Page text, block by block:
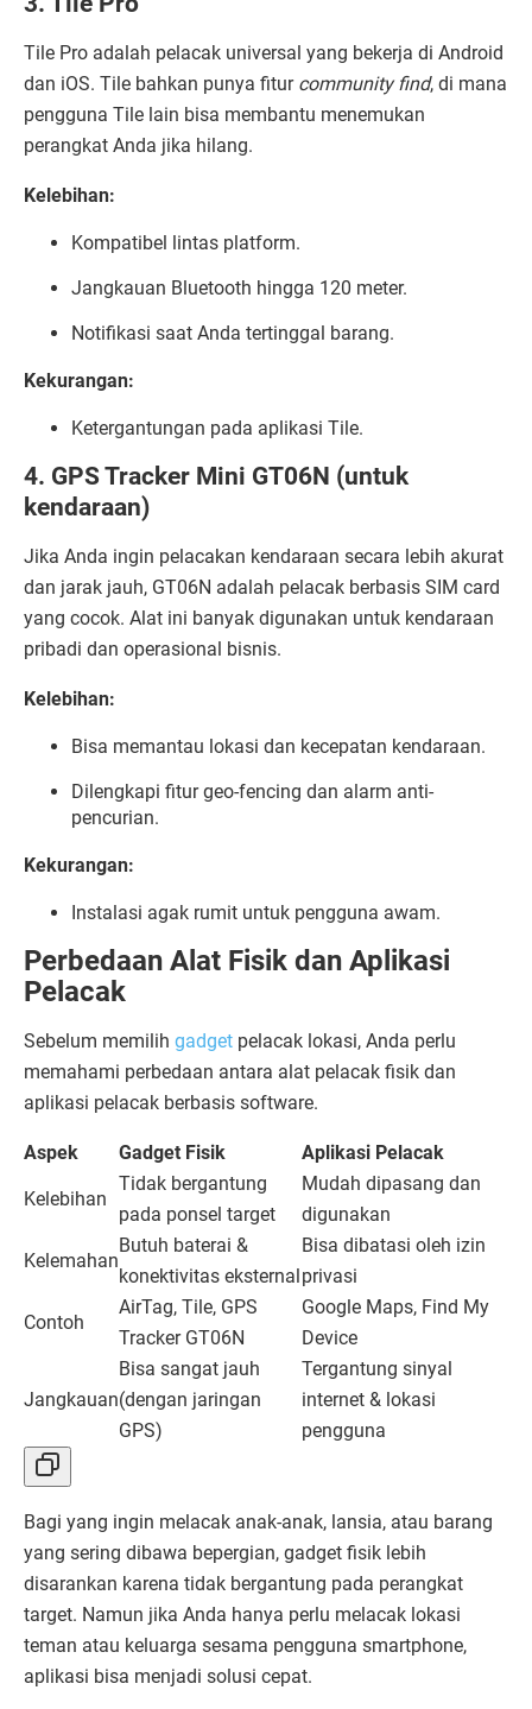
Tile Pro adalah pelacak universal yang bekerja di Android
dan iOS. Tile bahkan punya fitur community find, di mana
pengguna Tile lain bisa membantu menemukan
perangkat Anda jika hilang.
Kelebihan:
Kompatibel lintas platform.
Jangkauan Bluetooth hingga 120 meter.
Notifikasi saat Anda tertinggal barang.
Kekurangan:
Ketergantungan pada aplikasi Tile.
4. GPS Tracker Mini GT06N (untuk
kendaraan)
Jika Anda ingin pelacakan kendaraan secara lebih akurat
dan jarak jauh, GT06N adalah pelacak berbasis SIM card
yang cocok. Alat ini banyak digunakan untuk kendaraan
pribadi dan operasional bisnis.
Kelebihan:
Bisa memantau lokasi dan kecepatan kendaraan.
Dilengkapi fitur geo-fencing dan alarm anti-
pencurian.
Kekurangan:
Instalasi agak rumit untuk pengguna awam.
Perbedaan Alat Fisik dan Aplikasi
Pelacak
Sebelum memilih gadget pelacak lokasi, Anda perlu
memahami perbedaan antara alat pelacak fisik dan
aplikasi pelacak berbasis software.
Aspek Gadget Fisik Aplikasi Pelacak
Kelebihan
Tidak bergantung
pada ponsel target
Mudah dipasang dan
digunakan
Kelemahan
Butuh baterai &
konektivitas eksternal
Bisa dibatasi oleh izin
privasi
Contoh
AirTag, Tile, GPS
Tracker GT06N
Google Maps, Find My
Device
Jangkauan
Bisa sangat jauh
(dengan jaringan
GPS)
Tergantung sinyal
internet & lokasi
pengguna
Bagi yang ingin melacak anak-anak, lansia, atau barang
yang sering dibawa bepergian, gadget fisik lebih
disarankan karena tidak bergantung pada perangkat
target. Namun jika Anda hanya perlu melacak lokasi
teman atau keluarga sesama pengguna smartphone,
aplikasi bisa menjadi solusi cepat.